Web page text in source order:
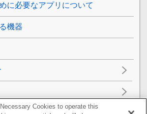
に必要なアプリについて
機器
画面
Cookies to operate this